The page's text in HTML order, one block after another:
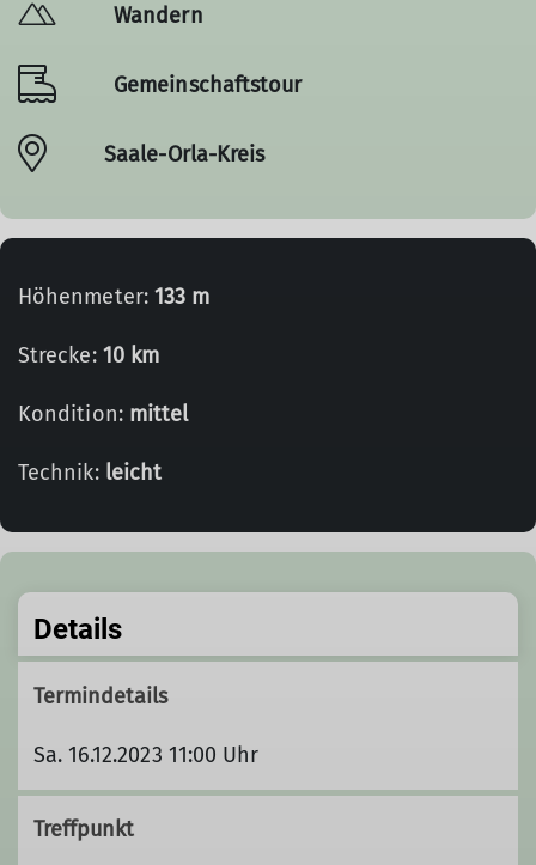
Wandern
Gemeinschaftstour
Saale-Orla-Kreis
Höhenmeter: 133 m
Strecke: 10 km
Kondition: mittel
Technik: leicht
Details
Termindetails
Sa. 16.12.2023 11:00 Uhr
Treffpunkt